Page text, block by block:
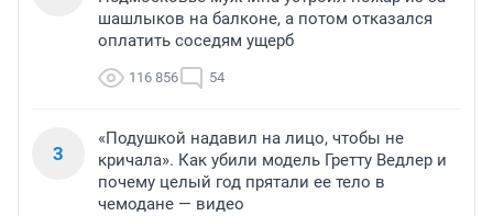
шашлыков на балконе, а потом отказался
оплатить соседям ущерб
116 856 54
3
«Подушкой надавил на лицо, чтобы не
кричала». Как убили модель Гретту Ведлер и
почему целый год прятали ее тело в
чемодане — видео